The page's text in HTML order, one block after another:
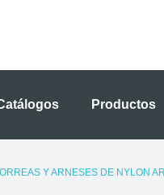
Productos
Y ARNESES DE NYLON